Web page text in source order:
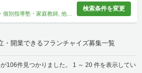
検索条件を変更
・開業できるフランチャイズ募集一覧
106件見つかりました。 1 ～ 20 件を表示してい